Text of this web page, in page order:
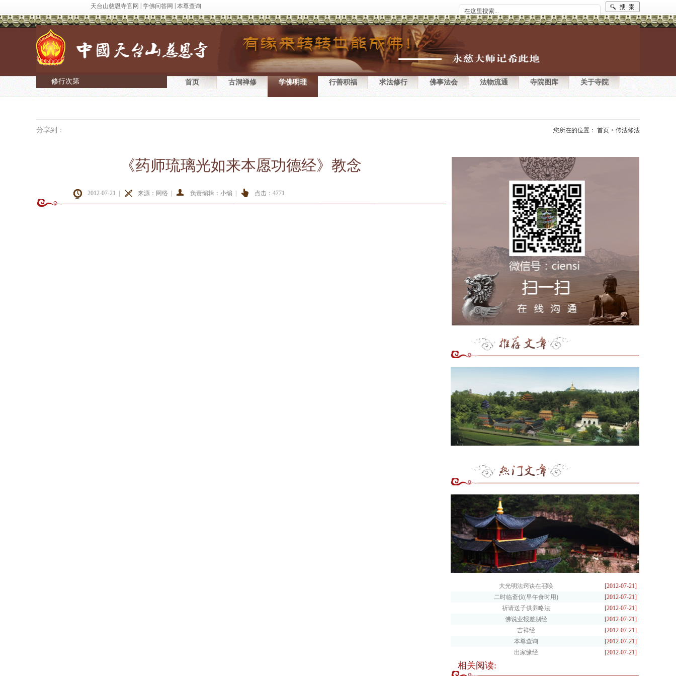
天台山慈恩寺官网 学佛问答网 本尊查询
首页 古洞禅修 学佛明理 行善积福 求法修行 佛事法会 法物流通 寺院图库 关于寺院
修行次第
您所在的位置： 首页 > 传法修法
分享到：
《药师琉璃光如来本愿功德经》教念
2012-07-21 | 来源：网络 | 负责编辑：小编 | 点击： 4771
大光明法窍诀在召唤
[2012-07-21]
二时临斋仪(早午食时用)
[2012-07-21]
祈请送子供养略法
[2012-07-21]
佛说业报差别经
[2012-07-21]
吉祥经
[2012-07-21]
本尊查询
[2012-07-21]
出家缘经
[2012-07-21]
相关阅读: